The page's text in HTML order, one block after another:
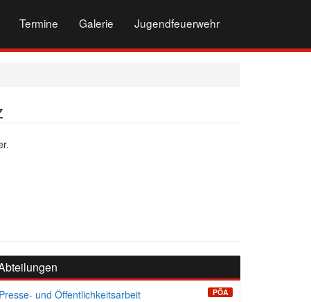
Termine Galerie Jugendfeuerwehr
Presse- und Öffentlichkeitsarbeit PÖA